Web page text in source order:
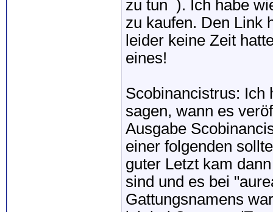
zu tun
). Ich habe
zu kaufen. Den Link
leider keine Zeit
eines!
Scobinancistrus: Ich
sagen, wann es
Ausgabe
einer folgenden
guter Letzt kam
sind und es bei
Gattungsnamens